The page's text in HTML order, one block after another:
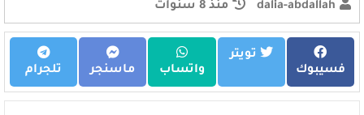
dalia-abdallah منذ 8 سنوات
فسيبوك
تويتر
واتساب
ماسنجر تلجرام